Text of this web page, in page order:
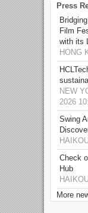
Press
Film
with its
HONG
NEW
2026
Swing
Check
Hub
More